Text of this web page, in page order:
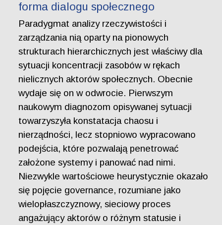
forma dialogu społecznego
Paradygmat analizy rzeczywistości i
zarządzania nią oparty na pionowych
strukturach hierarchicznych jest właściwy dla
sytuacji koncentracji zasobów w rękach
nielicznych aktorów społecznych. Obecnie
wydaje się on w odwrocie. Pierwszym
naukowym diagnozom opisywanej sytuacji
towarzyszyła konstatacja chaosu i
nierządności, lecz stopniowo wypracowano
podejścia, które pozwalają penetrować
założone systemy i panować nad nimi.
Niezwykle wartościowe heurystycznie okazało
się pojęcie governance, rozumiane jako
wielopłaszczyznowy, sieciowy proces
angażujący aktorów o różnym statusie i